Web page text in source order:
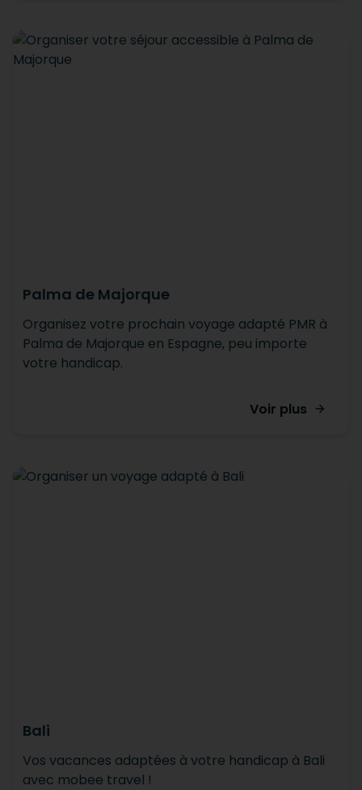
Palma de Majorque
Organisez votre prochain voyage adapté PMR à
Palma de Majorque en Espagne, peu importe
votre handicap.
Voir plus
Bali
Vos vacances adaptées à votre handicap à Bali
avec mobee travel !